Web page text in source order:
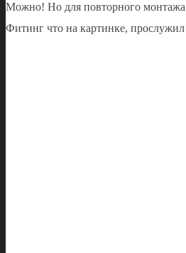
Можно! Но для повторного монтажа,
Фитинг что на картинке,